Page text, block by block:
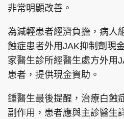
非常明顯改善。
為減輕患者經濟負擔，病人
蝕症患者外用JAK抑制劑現
家醫生診所經醫生處方外用
患者，提供現金資助。
鍾醫生最後提醒，治療白蝕
副作用，患者應與主診醫生